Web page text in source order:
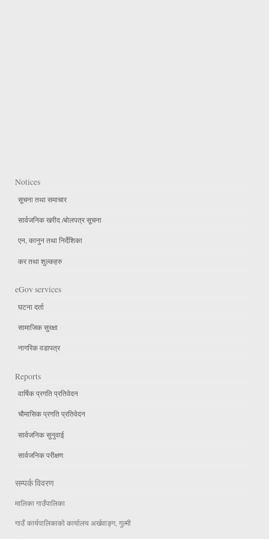
Notices
सूचना तथा समाचार
सार्वजनिक खरीद /बोलपत्र सूचना
एन, कानुन तथा निर्देशिका
कर तथा शुल्कहरु
eGov services
घटना दर्ता
सामाजिक सुरक्षा
नागरिक वडापत्र
Reports
वार्षिक प्रगति प्रतिवेदन
चौमासिक प्रगति प्रतिवेदन
सार्वजनिक सुनुवाई
सार्वजनिक परीक्षण
सम्पर्क विवरण
मालिका गाउँपालिका
गाउँ कार्यपालिकाको कार्यालय अर्खवाङ्ग, गुल्मी